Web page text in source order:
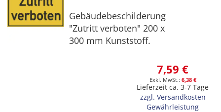
Gebäudebeschilderung
"Zutritt verboten" 200 x
300 mm Kunststoff.
7,59 €
6,38 €
Lieferzeit ca. 3-7 Tage
zzgl. Versandkosten
Gewährleistung